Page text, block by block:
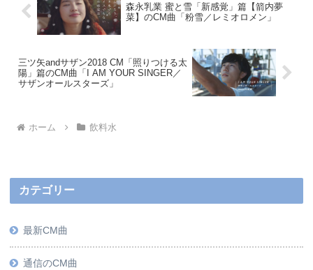
森永乳業 蜜と雪「新感覚」篇【箭内夢
菜】のCM曲「粉雪／レミオロメン」
三ツ矢andサザン2018 CM「照りつける太
陽」篇のCM曲「I AM YOUR SINGER／
サザンオールスターズ」
ホーム 飲料水
カテゴリー
最新CM曲
通信のCM曲